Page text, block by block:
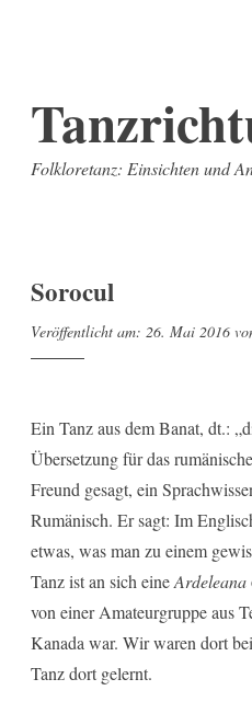
Inhalt
springen
Folkloretanz: Einsichten und
Sorocul
Veröffentlicht am: 26. Mai 2016
Ein Tanz aus dem Banat, dt.:
Übersetzung für das
Freund gesagt, ein
Rumänisch. Er sagt: Im
etwas, was man zu einem
Tanz ist an sich eineArdeleana
von einer Amateurgruppe aus
Kanada war. Wir waren dort
Tanz dort gelernt.